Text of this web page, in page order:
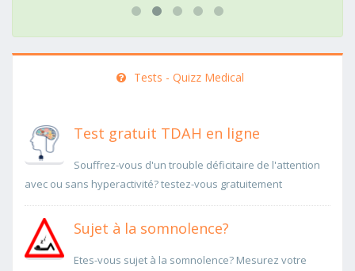
Tests - Quizz Medical
Test gratuit TDAH en ligne
Souffrez-vous d'un trouble déficitaire de l'attention
avec ou sans hyperactivité? testez-vous gratuitement
Sujet à la somnolence?
Etes-vous sujet à la somnolence? Mesurez votre